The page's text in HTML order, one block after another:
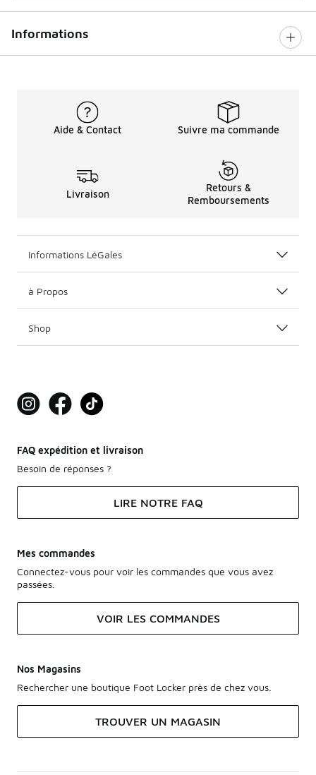
Informations
Aide & Contact Suivre ma commande
Livraison
Retours &
Remboursements
Informations LéGales
à Propos
Shop
FAQ expédition et livraison
Besoin de réponses ?
LIRE NOTRE FAQ
Mes commandes
Connectez-vous pour voir les commandes que vous avez
passées.
VOIR LES COMMANDES
Nos Magasins
Rechercher une boutique Foot Locker près de chez vous.
TROUVER UN MAGASIN